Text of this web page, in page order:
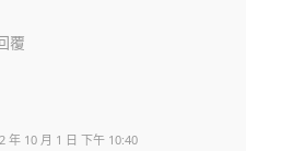
覆
年 10 月 1 日 下午 10:40